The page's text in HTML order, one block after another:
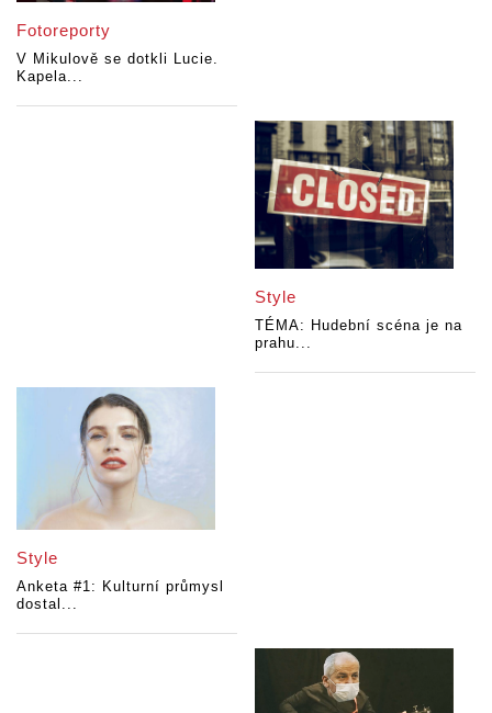
Fotoreporty
V Mikulově se dotkli Lucie.
Kapela...
Style
TÉMA: Hudební scéna je na
prahu...
Style
Anketa #1: Kulturní průmysl
dostal...